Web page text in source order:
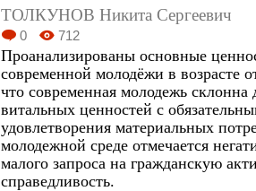
ТОЛКУНОВ Никита Сергеевич
0 712
Проанализированы основные
современной молодёжи в возрасте
что современная молодежь склонна
витальных ценностей с
удовлетворения материальных
молодежной среде отмечается
малого запроса на гражданскую
справедливость.